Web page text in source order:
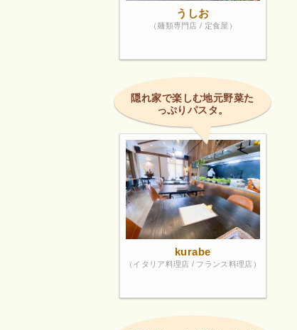
うしお
（麺類専門店 / 定食屋）
隠れ家で楽しむ地元野菜た
っぷりパスタ。
kurabe
（イタリア料理店 / フランス料理店）